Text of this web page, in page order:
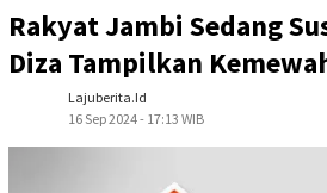
Rakyat Jambi Sedang
Diza Tampilkan
Lajuberita.id
16 Sep 2024 - 17:13 WIB